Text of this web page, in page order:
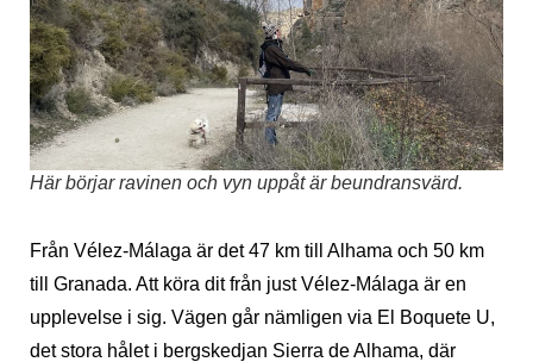
Här börjar ravinen och vyn uppåt är beundransvärd.
Från Vélez-Málaga är det 47 km till Alhama och 50 km
till Granada. Att köra dit från just Vélez-Málaga är en
upplevelse i sig. Vägen går nämligen via El Boquete U,
det stora hålet i bergskedjan Sierra de Alhama, där